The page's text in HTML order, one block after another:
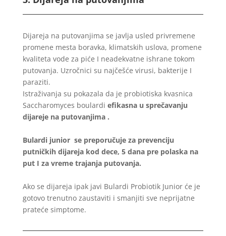
Dijareja na putovanjima se javlja usled privremene
promene mesta boravka, klimatskih uslova, promene
kvaliteta vode za piće I neadekvatne ishrane tokom
putovanja. Uzročnici su najčešće virusi, bakterije I
paraziti.
Istraživanja su pokazala da je probiotiska kvasnica
Saccharomyces boulardi efikasna u sprečavanju
dijareje na putovanjima .
Bulardi junior se preporučuje za prevenciju
putničkih dijareja kod dece, 5 dana pre polaska na
put I za vreme trajanja putovanja.
Ako se dijareja ipak javi Bulardi Probiotik Junior će je
gotovo trenutno zaustaviti i smanjiti sve neprijatne
prateće simptome.